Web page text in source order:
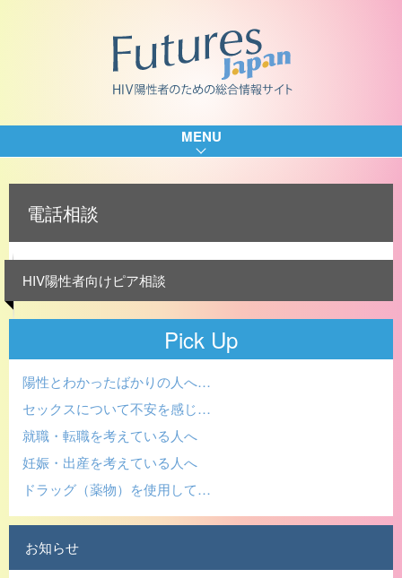
MENU
電話相談
HIV陽性者向けピア相談
Pick Up
陽性とわかったばかりの人へ…
セックスについて不安を感じ…
就職・転職を考えている人へ
妊娠・出産を考えている人へ
ドラッグ（薬物）を使用して…
お知らせ